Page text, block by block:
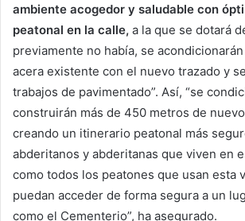
ambiente acogedor y saludable con
peatonal en la calle, a la que se dotará
previamente no había, se
acera existente con el nuevo trazado y
trabajos de pavimentado”. Así, “se
construirán más de 450 metros de
creando un itinerario peatonal más
abderitanos y abderitanas que viven en
como todos los peatones que usan esta
puedan acceder de forma segura a un
como el Cementerio”, ha asegurado.